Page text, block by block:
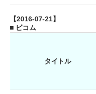
【2016-07-21】
■ ビコム
タイトル